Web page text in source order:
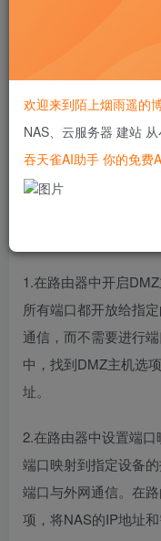
NAS（Network
以在家庭或办公室内
家庭网络环境中，我
设备，NAS与路由器
果需要在外网访问，
介绍如何在路由器中
配置。
1.在路由器中开启
所有端口都开放给指
通信，而不需要进行
中，找到DMZ主机选
址。
2.在路由器中设置端
端口映射到指定设备
端口与外网通信。在
项，将NAS的IP地址
欢迎来到陌上烟雨遥的
NAS、云服务器 建站
吞天雀AI助手 你的免费